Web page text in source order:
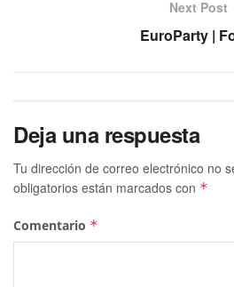
Next Post
EuroParty |
Deja una respuesta
Tu dirección de correo electrónico no
obligatorios están marcados con *
Comentario *